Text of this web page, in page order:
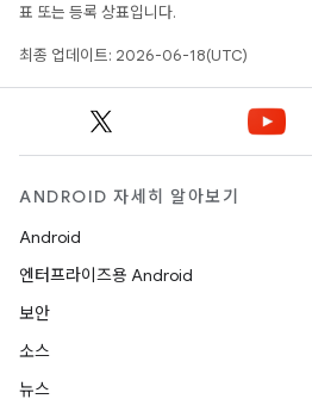
표 또는 등록 상표입니다.
최종 업데이트: 2026-06-18(UTC)
ANDROID 자세히 알아보기
Android
엔터프라이즈용 Android
보안
소스
뉴스